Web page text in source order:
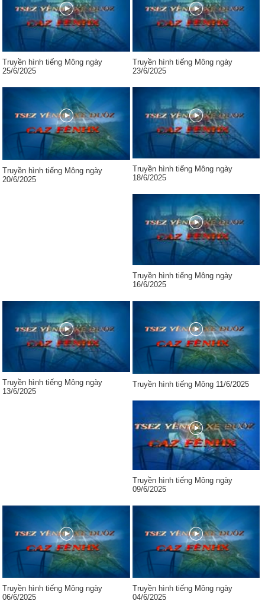
Truyền hình tiếng Mông ngày
25/6/2025
Truyền hình tiếng Mông ngày
23/6/2025
Truyền hình tiếng Mông ngày
20/6/2025
Truyền hình tiếng Mông ngày
18/6/2025
Truyền hình tiếng Mông ngày
16/6/2025
Truyền hình tiếng Mông ngày
13/6/2025
Truyền hình tiếng Mông 11/6/2025
Truyền hình tiếng Mông ngày
09/6/2025
Truyền hình tiếng Mông ngày
06/6/2025
Truyền hình tiếng Mông ngày
04/6/2025